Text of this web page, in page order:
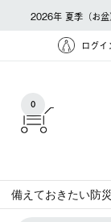
2026年 夏季（お盆
ログイ
0